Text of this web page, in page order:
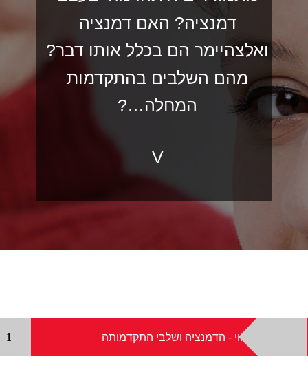
דמנציה? האם דמנציה
ואלצהיימר הם בכלל אותו דבר?
מהם השלבים בהתקדמות
המחלה…?
V
זיהוי - הדמנציה ושלבי התקדמותה